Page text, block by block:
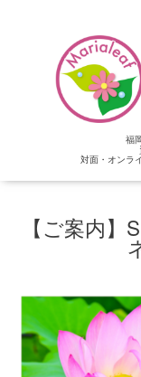
福
対面・オンラ
【ご案内